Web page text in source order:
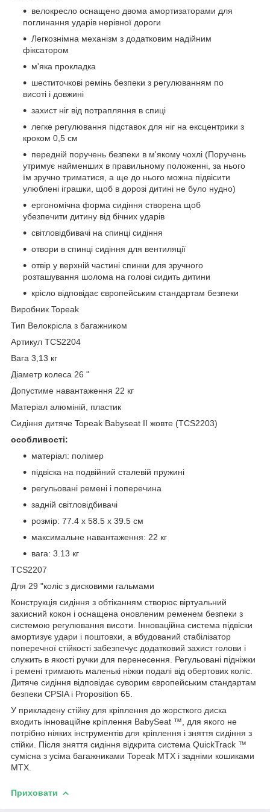
велокресло оснащено двома амортизаторами для
поглинання ударів нерівної дороги
Легкознімна механізм з додатковим надійним
фіксатором
м'яка прокладка
шеститочкові ремінь безпеки з регулюванням по
висоті і довжині
захист ніг від потрапляння в спиці
легке регулювання підставок для ніг на ексцентрики з
кроком 0,5 см
передній поручень безпеки в м'якому чохлі (Поручень
утримує найменших в правильному положенні, за нього
їм зручно триматися, а ще до нього можна підвісити
улюблені іграшки, щоб в дорозі дитині не було нудно)
ергономічна форма сидіння створена щоб
убезпечити дитину від бічних ударів
світловідбивачі на спинці сидіння
отвори в спинці сидіння для вентиляції
отвір у верхній частині спинки для зручного
розташування шолома на голові сидить дитини
крісло відповідає європейським стандартам безпеки
Виробник Topeak
Тип Велокрісла з багажником
Артикул TCS2204
Вага 3,13 кг
Діаметр колеса 26 "
Допустиме навантаження 22 кг
Матеріал алюміній, пластик
Сидіння дитяче Topeak Babyseat II жовте (TCS2203)
особливості:
матеріал: полімер
підвіска на подвійний сталевій пружині
регульовані ремені і поперечина
задній світловідбивачі
розмір: 77.4 x 58.5 x 39.5 см
максимальне навантаження: 22 кг
вага: 3.13 кг
TCS2207
Для 29 "коліс з дисковими гальмами
Конструкція сидіння з обтіканням створює віртуальний
захисний кокон і оснащена оновленим ременем безпеки з
системою регулювання висоти. Інноваційна система підвіски
амортизує удари і поштовхи, а вбудований стабілізатор
поперечної стійкості забезпечує додатковий захист голови і
служить в якості ручки для перенесення. Регульовані підніжки
і ремені тримають маленькі ніжки подалі від обертових коліс.
Дитяче сидіння відповідає суворим європейським стандартам
безпеки CPSIA і Proposition 65.
У прикладену стійку для кріплення до жорсткого диска
входить інноваційне кріплення BabySeat ™, для якого не
потрібно ніяких інструментів для кріплення і зняття сидіння з
стійки. Після зняття сидіння відкрита система QuickTrack ™
сумісна з усіма багажниками Topeak MTX і задніми кошиками
MTX.
Приховати